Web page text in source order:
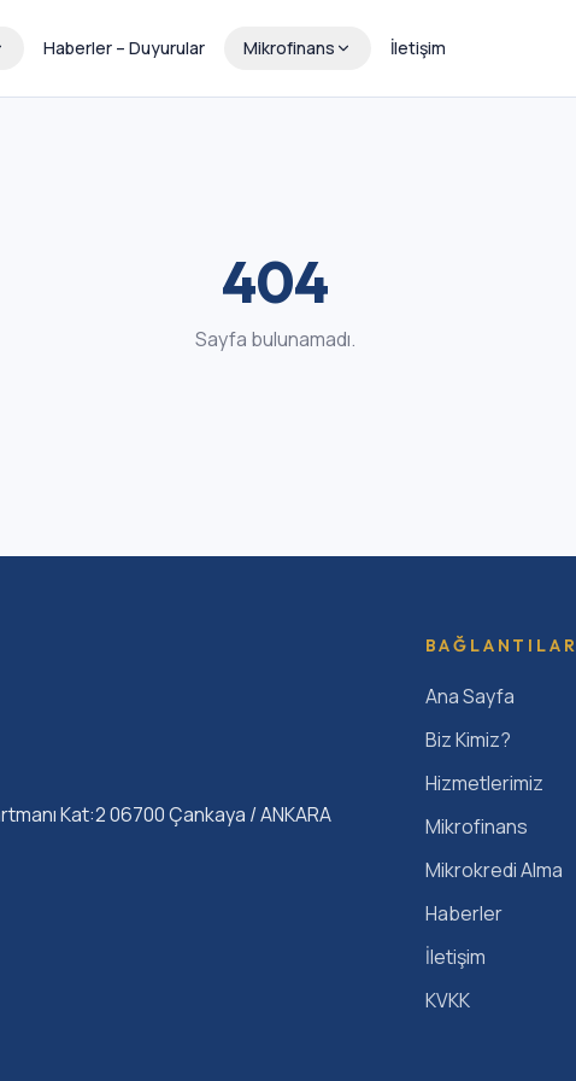
Haberler – Duyurular Mikrofinans İletişim
404
Sayfa bulunamadı.
Kat:2 06700 Çankaya / ANKARA
BAĞLANTILAR
Ana Sayfa
Biz Kimiz?
Hizmetlerimiz
Mikrofinans
Mikrokredi Alma
Haberler
İletişim
KVKK